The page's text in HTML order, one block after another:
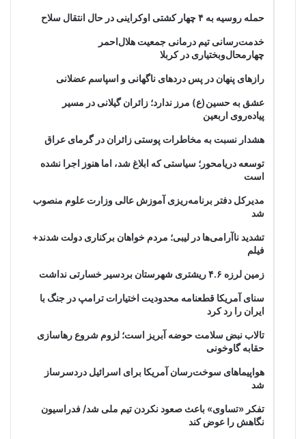
حمله روسیه به ۴ چهار کشتی اوکراینی در حال انتقال سلاح
خدمت‌رسانی تیم درمانی جمعیت هلال‌احمر
چهارمحال‌وبختیاری در کربلا
رازهای پنهان در پس دردهای ناگهانی و اسپاسم عضلانی
عشق به حسین(ع) مرز ندارد؛ زائران گیلانی در مسیر
پیاده‌روی اربعین
هشدار نسبت به مخاطرات پوستی زائران در گرمای عراق
توسعه دریامحور؛ سیاستی که ابلاغ شد، اما هنوز اجرا نشده
است
مدیرکل دفتر برنامه‌ریزی آموزش عالی وزارت علوم منصوب
شد
تشدید ناآرامی‌ها در لیبی؛ مردم خواهان برکناری دولت شدند+
فیلم
زمین لرزه ۴.۶ ریشتری شهرستان بردسیر خسارتی نداشت
سنای آمریکا قطعنامه محدودیت اختیارات ترامپ در جنگ با
ایران را رد کرد
تالاب نبض سلامت حوضه آبریز است؛ لزوم شروع رهاسازی
حقابه گاوخونی
هواپیماهای سوخت‌رسان آمریکا برای اسرائیل دردسرساز
شد
تفکر «تساوی» باعث صعود نکردن تیم ملی شد/ فدراسیون
نگاهش را عوض کند